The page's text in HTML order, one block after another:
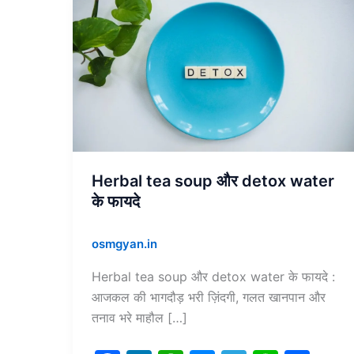
Herbal tea soup और detox water
के फायदे
osmgyan.in
Herbal tea soup और detox water के फायदे :
आजकल की भागदौड़ भरी ज़िंदगी, गलत खानपान और
तनाव भरे माहौल […]
tea
soup
और
detox